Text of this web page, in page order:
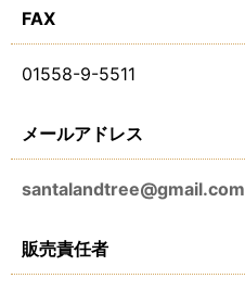
FAX
01558-9-5511
メールアドレス
santalandtree@gmail.com
販売責任者